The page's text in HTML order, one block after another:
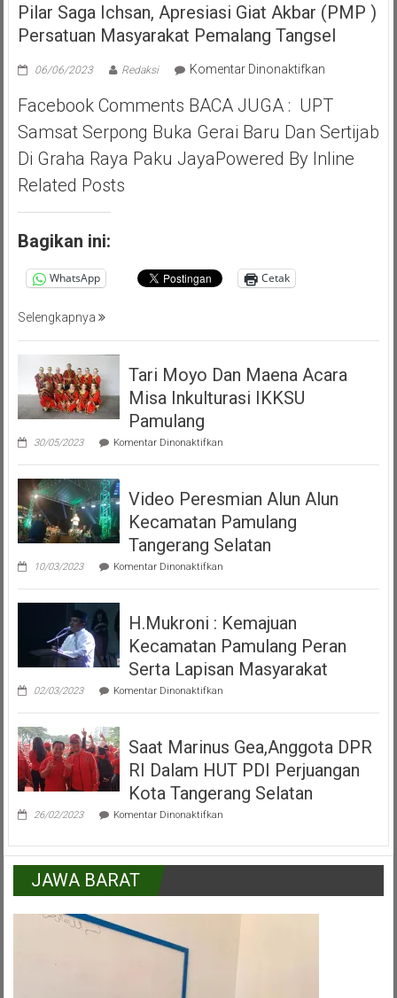
Pilar Saga Ichsan, Apresiasi Giat Akbar (PMP )
Persatuan Masyarakat Pemalang Tangsel
06/06/2023 Redaksi Komentar Dinonaktifkanpada
Ichsan,
Apresiasi
Giat
Facebook Comments BACA JUGA : UPT
Samsat Serpong Buka Gerai Baru Dan Sertijab
Di Graha Raya Paku JayaPowered By Inline
Related Posts
Bagikan ini:
WhatsApp Cetak
Selengkapnya
Tari Moyo Dan Maena Acara
Misa Inkulturasi IKKSU
Pamulang
30/05/2023 Komentar Dinonaktifkanpada
Moyo
Maena
Acara
Misa
Inkulturasi
IKKSU
Pamulang
Video Peresmian Alun Alun
Kecamatan Pamulang
Tangerang Selatan
10/03/2023 Komentar Dinonaktifkanpada
Peresmian
Alun
Kecamatan
Pamulang
Tangerang
Selatan
H.Mukroni : Kemajuan
Kecamatan Pamulang Peran
Serta Lapisan Masyarakat
02/03/2023 Komentar Dinonaktifkanpada
:
Kecamatan
Pamulang
Peran
Lapisan
Masyarakat
Saat Marinus Gea,Anggota DPR
RI Dalam HUT PDI Perjuangan
Kota Tangerang Selatan
26/02/2023 Komentar Dinonaktifkanpada
Gea,Anggota
DPR
Dalam
JAWA BARAT